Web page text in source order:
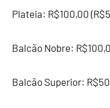
Plateia: R$100,00
Balcão Nobre:
Balcão Superior: